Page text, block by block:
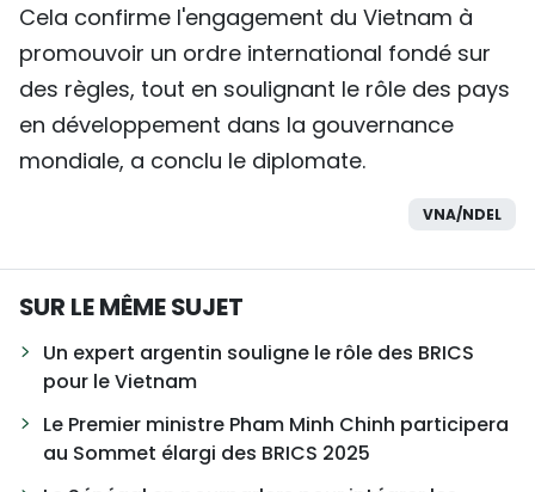
Cela confirme l'engagement du Vietnam à
promouvoir un ordre international fondé sur
des règles, tout en soulignant le rôle des pays
en développement dans la gouvernance
mondiale, a conclu le diplomate.
VNA/NDEL
SUR LE MÊME SUJET
Un expert argentin souligne le rôle des BRICS
pour le Vietnam
Le Premier ministre Pham Minh Chinh participera
au Sommet élargi des BRICS 2025